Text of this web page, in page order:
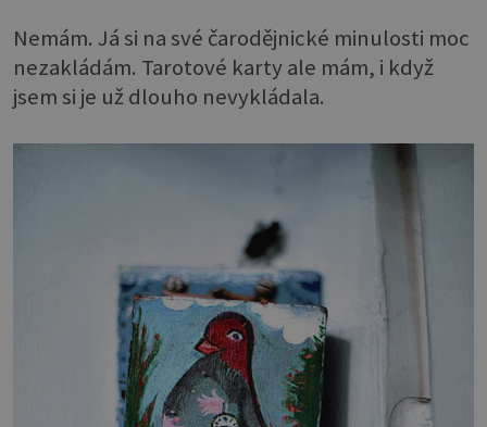
Nemám. Já si na své čarodějnické minulosti moc
nezakládám. Tarotové karty ale mám, i když
jsem si je už dlouho nevykládala.